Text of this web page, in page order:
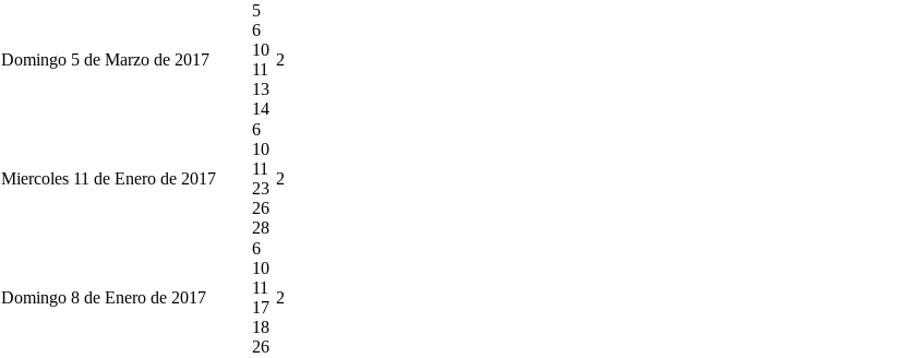
Domingo 5 de Marzo de 2017
5
6
10
11
13
14
2
Miercoles 11 de Enero de 2017
6
10
11
23
26
28
2
Domingo 8 de Enero de 2017
6
10
11
17
18
26
2